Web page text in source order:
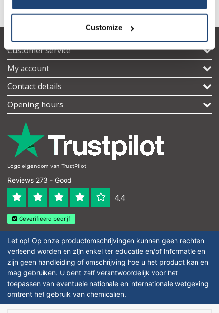
Customize
Customer service
My account
Contact details
Opening hours
Logo eigendom van TrustPilot
Reviews 273 - Good
4.4
Geverifieerd bedrijf
Let op! Op onze productomschrijvingen kunnen geen rechten
verleend worden en zijn enkel ter educatie en/of informatie en
zijn geen handleiding of omschrijving hoe u het product kan en
mag gebruiken. U bent zelf verantwoordelijk voor het
toepassen van eventuele nationale en internationale wetgeving
omtrent het gebruik van chemicaliën.